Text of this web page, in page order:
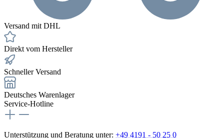
Versand mit DHL
Direkt vom Hersteller
Schneller Versand
Deutsches Warenlager
Service-Hotline
Unterstützung und Beratung unter: +49 4191 - 50 25 0